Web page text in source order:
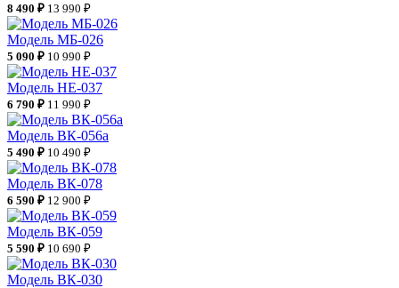
8 490 ₽ 13 990 ₽
Модель МБ-026
5 090 ₽ 10 990 ₽
Модель НЕ-037
6 790 ₽ 11 990 ₽
Модель ВК-056а
5 490 ₽ 10 490 ₽
Модель ВК-078
6 590 ₽ 12 900 ₽
Модель ВК-059
5 590 ₽ 10 690 ₽
Модель ВК-030